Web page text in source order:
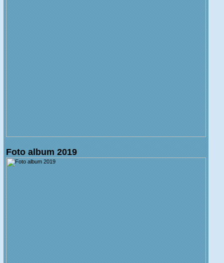
Foto album 2019